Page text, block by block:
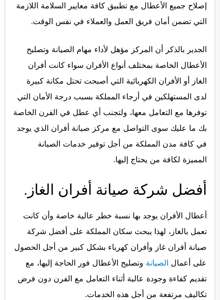
إصلاح جميع الأعطال مع تطبيق كافة معايير السلامة اللازمة
التي تضمن أمان فريق العمل والعملاء في نفس الوقت.
الجدير بالذكر أن المركز مؤهل لأداء مهام الصيانة وتصليح
الأعطال الخاصة بمختلف أنواع الأفران سواء كانت أفران
الغاز أو الأفران الكهربائية التي أصبحت تحتل مكانة كبيرة
لدى المستهلكين في أرجاء المملكة بسبب درجة الأمان التي
توفرها مع التعامل معها، ولتجنب أي عطل في الفرن الخاصة
بك ما عليك سوى التواصل مع مركز صيانة أفران الذي يوجد
في كافة مدن المملكة من أجل توفير خدمات الصيانة
المميزة لكافة من يحتاج إليها.
أفضل شركة صيانة أفران الغاز.
أعطال الأفران يوجد بها نسبة خطر عالية خاصة وأن كانت
تعمل بالغاز، لهذا يبحث سكان المملكة على أفضل شركة
صيانة أفران غاز وأفران كهرباء بشكل كبير من أجل الحصول
على أعمال الصيانة وتصليح الأعطال فور الحاجة إليها، مع
تقديم كفاءة وجودة عالية أثناء التعامل مع الفرن دون فرض
تكاليف مرتفعة من أجل هذه الخدمات.